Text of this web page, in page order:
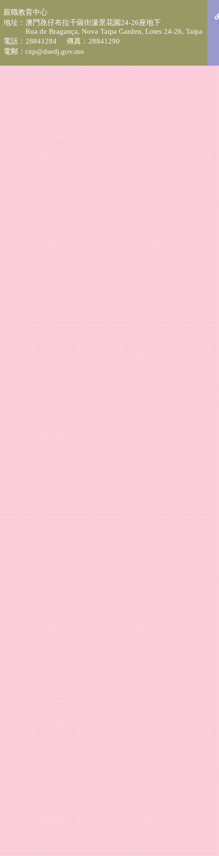
親職教育中心
地址：澳門氹仔布拉干薩街濠景花園24-26座地下
Rua de Bragança, Nova Taipa Garden, Lotes 24-26, Taipa
電話：28841284 傳真﹕28841290
電郵：cep@dsedj.gov.mo